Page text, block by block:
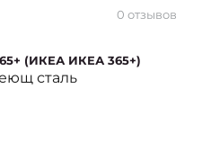
0 отзывов
(ИКЕА ИКЕА 365+)
сталь